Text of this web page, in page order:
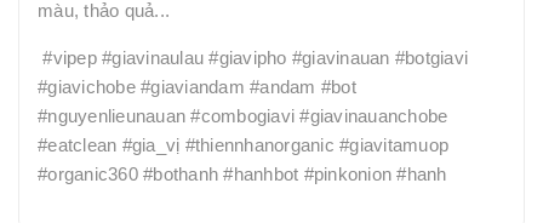
màu, thảo quả...
#vipep #giavinaulau #giavipho #giavinauan #botgiavi
#giavichobe #giaviandam #andam #bot
#nguyenlieunauan #combogiavi #giavinauanchobe
#eatclean #gia_vị #thiennhanorganic #giavitamuop
#organic360 #bothanh #hanhbot #pinkonion #hanh